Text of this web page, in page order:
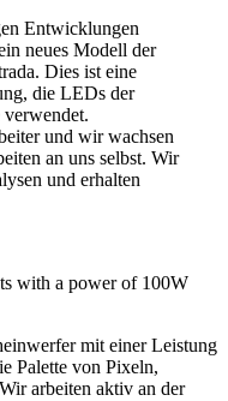
Entwicklungen
neues Modell der
Dies ist eine
die LEDs der
verwendet.
und wir wachsen
an uns selbst. Wir
und erhalten
with a power of 100W
mit einer Leistung
Palette von Pixeln,
arbeiten aktiv an der